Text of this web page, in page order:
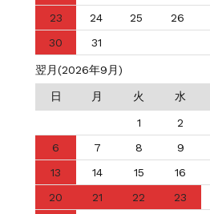
23
24 25 26
30
31
翌月(2026年9月)
日 月 火 水
1 2
6
7 8 9
13
14 15 16
20
21 22 23